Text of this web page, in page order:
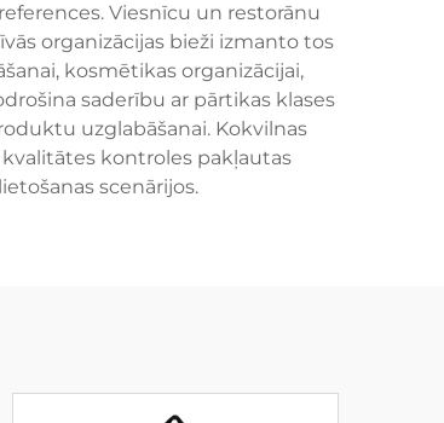
Viesnīcu un restorānu
organizācijas bieži izmanto tos
kosmētikas organizācijai,
saderību ar pārtikas klases
uzglabāšanai. Kokvilnas
kontroles pakļautas
scenārijos.